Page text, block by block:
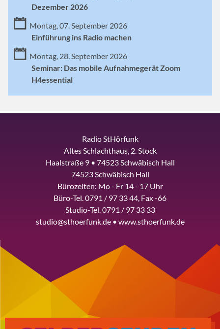
Dezember 2026
Montag, 07. September 2026
Einführung ins Radio machen
Montag, 28. September 2026
Seminar: Das mobile Aufnahmegerät Zoom
H4essential
Radio StHörfunk
Altes Schlachthaus, 2. Stock
Haalstraße 9 • 74523 Schwäbisch Hall
74523 Schwäbisch Hall
Bürozeiten: Mo - Fr 14 - 17 Uhr
Büro-Tel. 0791 / 97 33 44, Fax -66
Studio-Tel. 0791 / 97 33 33
studio@sthoerfunk.de • www.sthoerfunk.de